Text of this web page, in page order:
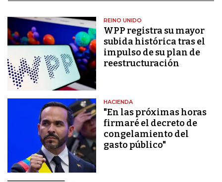
REINO UNIDO
WPP registra su mayor
subida histórica tras el
impulso de su plan de
reestructuración
HACIENDA
"En las próximas horas
firmaré el decreto de
congelamiento del
gasto público"